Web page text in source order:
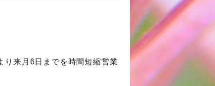
り来月6日までを時間短縮営業